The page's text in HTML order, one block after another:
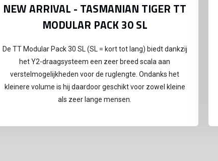
NEW ARRIVAL - TASMANIAN TIGER TT
MODULAR PACK 30 SL
De TT Modular Pack 30 SL (SL = kort tot lang) biedt dankzij
het Y2-draagsysteem een ​​zeer breed scala aan
verstelmogelijkheden voor de ruglengte. Ondanks het
kleinere volume is hij daardoor geschikt voor zowel kleine
als zeer lange mensen.